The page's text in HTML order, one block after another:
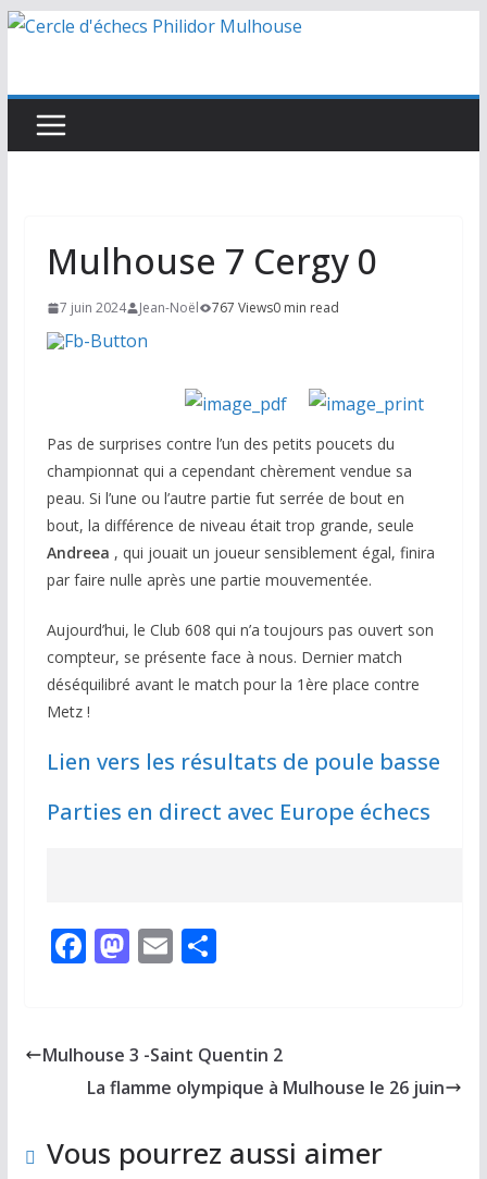
Passer
Mulhouse 7 Cergy 0
7 juin 2024 Jean-Noël 767 Views0 min read
Pas de surprises contre l’un des petits poucets du
championnat qui a cependant chèrement vendue sa
peau. Si l’une ou l’autre partie fut serrée de bout en
bout, la différence de niveau était trop grande, seule
Andreea , qui jouait un joueur sensiblement égal, finira
par faire nulle après une partie mouvementée.
Aujourd’hui, le Club 608 qui n’a toujours pas ouvert son
compteur, se présente face à nous. Dernier match
déséquilibré avant le match pour la 1ère place contre
Metz !
Lien vers les résultats de poule basse
Parties en direct avec Europe échecs
F
b
o
k
M
d
o
E
l
P
g
er
Mulhouse 3 -Saint Quentin 2
La flamme olympique à Mulhouse le 26 juin
Vous pourrez aussi aimer